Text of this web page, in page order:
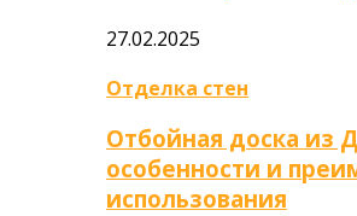
27.02.2025
Отделка стен
Отбойная доска из
особенности и
использования